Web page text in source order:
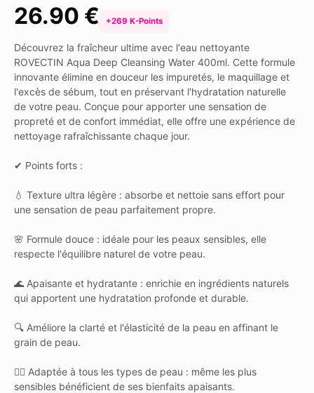
26.90 € +269 K-Points
Découvrez la fraîcheur ultime avec l'eau nettoyante
ROVECTIN Aqua Deep Cleansing Water 400ml. Cette formule
innovante élimine en douceur les impuretés, le maquillage et
l'excès de sébum, tout en préservant l'hydratation naturelle
de votre peau. Conçue pour apporter une sensation de
propreté et de confort immédiat, elle offre une expérience de
nettoyage rafraîchissante chaque jour.
✔ Points forts :
💧 Texture ultra légère : absorbe et nettoie sans effort pour
une sensation de peau parfaitement propre.
🌸 Formule douce : idéale pour les peaux sensibles, elle
respecte l'équilibre naturel de votre peau.
🌊 Apaisante et hydratante : enrichie en ingrédients naturels
qui apportent une hydratation profonde et durable.
🔍 Améliore la clarté et l'élasticité de la peau en affinant le
grain de peau.
🧖‍♀️ Adaptée à tous les types de peau : même les plus
sensibles bénéficient de ses bienfaits apaisants.